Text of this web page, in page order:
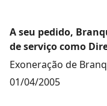
A seu pedido,
de serviço como
Exoneração de
01/04/2005